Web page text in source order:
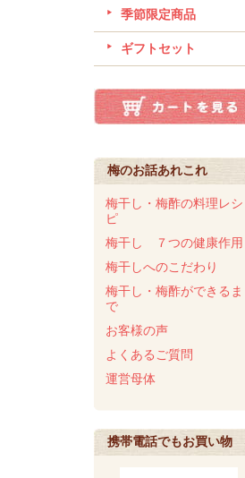
季節限定商品
ギフトセット
梅のお話あれこれ
梅干し・梅酢の料理レシ
ピ
梅干し ７つの健康作用
梅干しへのこだわり
梅干し・梅酢ができるま
で
お客様の声
よくあるご質問
運営母体
携帯電話でもお買い物